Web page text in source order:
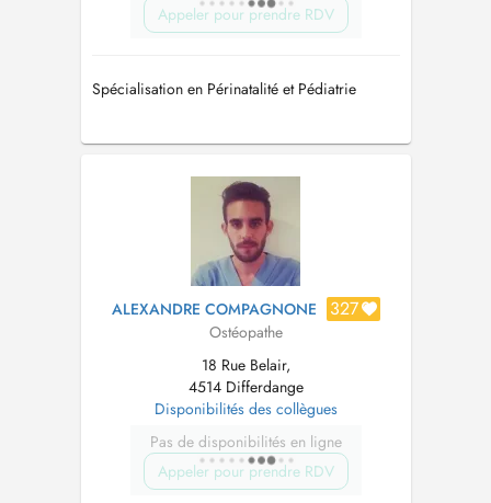
Appeler pour prendre RDV
Spécialisation en Périnatalité et Pédiatrie
ALEXANDRE COMPAGNONE 327
Ostéopathe
18 Rue Belair,
4514 Differdange
Disponibilités des collègues
Pas de disponibilités en ligne
Appeler pour prendre RDV